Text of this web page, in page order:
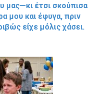
μας—κι έτσι σκούπισα
μου και έφυγα, πριν
είχε μόλις χάσει.